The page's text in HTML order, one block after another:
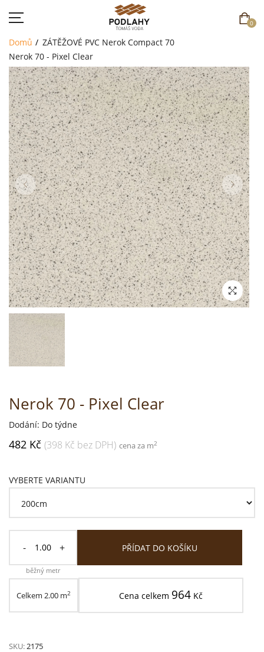
0
DOMŮ
SORTIMENT
AKCE
CENÍK
REFERENCE
SOUTĚŽ
KONTAKT
Domů ZÁTĚŽOVÉ PVC Nerok Compact 70
Nerok 70 - Pixel Clear
Nerok 70 - Pixel Clear
Dodání: Do týdne
482 Kč (398 Kč bez DPH) cena za m2
VYBERTE VARIANTU
- +
běžný metr
PŘÍDAT DO KOŠÍKU
Celkem 2.00 m2 Cena celkem 964 Kč
SKU: 2175